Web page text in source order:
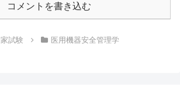
コメントを書き込む
試験 医用機器安全管理学